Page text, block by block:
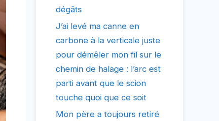
dégâts
J’ai levé ma canne en
carbone à la verticale juste
pour démêler mon fil sur le
chemin de halage : l’arc est
parti avant que le scion
touche quoi que ce soit
Mon père a toujours retiré